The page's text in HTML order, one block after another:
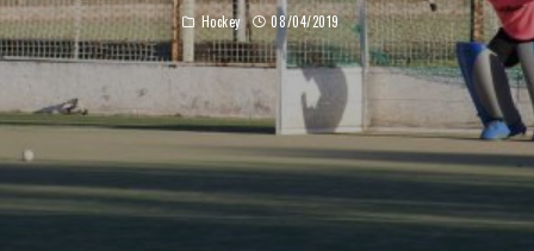
Hockey 08/04/2019